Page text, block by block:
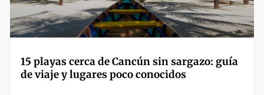
15 playas cerca de Cancún sin sargazo: guía
de viaje y lugares poco conocidos